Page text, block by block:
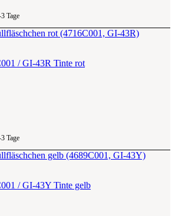
Tage
/ GI-43R Tinte rot
Tage
/ GI-43Y Tinte gelb